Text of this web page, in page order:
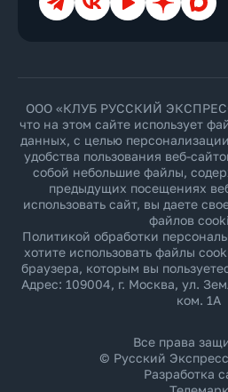
ООО «КЛУБ РУССКИЙ
что на этом сайте использует
данных, с целью
удобства пользования веб-
собой небольшие файлы,
предыдущих посещениях
использовать сайт, вы даете
файлов
Политикой обработки
хотите использовать файлы
браузера, которым вы
Адрес: 109004, г. Москва, ул.
ком. 1А
Все права
© Русский
Разработка